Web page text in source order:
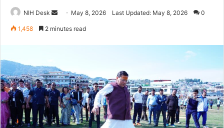
NIH Desk
Send May 8, 2026 Last Updated: May 8, 2026 0
1,458 2 minutes read